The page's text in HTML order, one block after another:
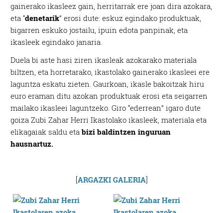
gainerako ikasleez gain, herritarrak ere joan dira azokara,
eta “denetarik” erosi dute: eskuz egindako produktuak,
bigarren eskuko jostailu, ipuin edota panpinak, eta
ikasleek egindako janaria.
Duela bi aste hasi ziren ikasleak azokarako materiala
biltzen, eta horretarako, ikastolako gainerako ikasleei ere
laguntza eskatu zieten. Gaurkoan, ikasle bakoitzak hiru
euro eraman ditu azokan produktuak erosi eta seigarren
mailako ikasleei laguntzeko. Giro “ederrean” igaro dute
goiza Zubi Zahar Herri Ikastolako ikasleek, materiala eta
elikagaiak saldu etabizi baldintzen inguruan
hausnartuz.
[ARGAZKI GALERIA]